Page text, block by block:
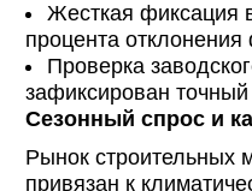
Жесткая фиксация
процента отклонения
Проверка
зафиксирован точный
Сезонный спрос и
Рынок строительных
привязан к